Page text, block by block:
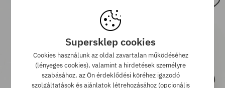
Supersklep cookies
Cookies használunk az oldal zavartalan működéséhez
(lényeges cookies), valamint a hirdetések személyre
szabásához, az Ön érdeklődési köréhez igazodó
szolgáltatások és ajánlatok létrehozásához (opcionális